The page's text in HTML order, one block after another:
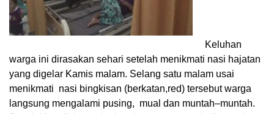
Keluhan
warga ini dirasakan sehari setelah menikmati nasi hajatan
yang digelar Kamis malam. Selang satu malam usai
menikmati nasi bingkisan (berkatan,red) tersebut warga
langsung mengalami pusing, mual dan muntah–muntah.